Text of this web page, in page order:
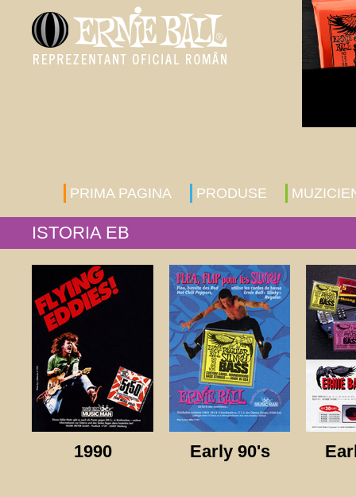
PRIMA PAGINA PRODUSE
ISTORIA EB
1990 Early 90's